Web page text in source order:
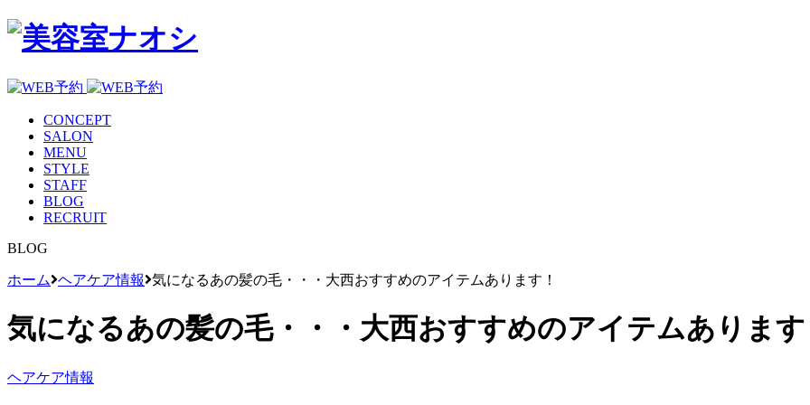
CONCEPT
SALON
MENU
STYLE
STAFF
BLOG
RECRUIT
BLOG
ホーム ヘアケア情報 気になるあの髪の毛・・・大西おすすめのアイテムあります！
気になるあの髪の毛・・・大西おすすめのアイテムありま
ヘアケア情報